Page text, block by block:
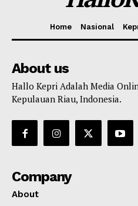
Home Nasional
About us
Hallo Kepri Adalah Media
Kepulauan Riau, Indonesia.
Company
About